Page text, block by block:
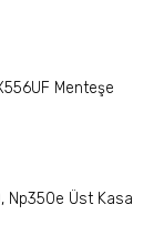
Menteşe
Np350e Üst Kasa